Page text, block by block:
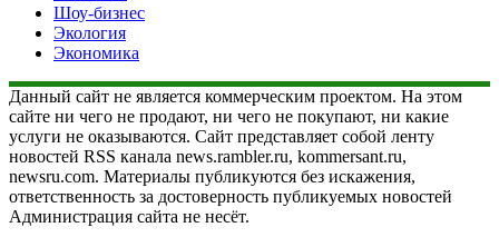
Шоу-бизнес
Экология
Экономика
Данный сайт не является коммерческим проектом. На этом
сайте ни чего не продают, ни чего не покупают, ни какие
услуги не оказываются. Сайт представляет собой ленту
новостей RSS канала news.rambler.ru, kommersant.ru,
newsru.com. Материалы публикуются без искажения,
ответственность за достоверность публикуемых новостей
Администрация сайта не несёт.